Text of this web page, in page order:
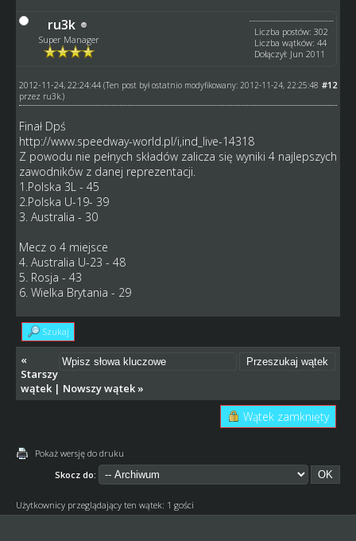
ru3k
Super Manager
Liczba postów: 302
Liczba wątków: 44
Dołączył: Jun 2011
#12
2012-11-24, 22:24:44 (Ten post był ostatnio modyfikowany: 2012-11-24, 22:25:48
przez ru3k.)
Finał Dpś
http://www.speedway-world.pl/i,ind_live-14318
Z powodu nie pełnych składów zalicza się wyniki 4 najlepszych
zawodników z danej reprezentacji.
1.Polska 3L - 45
2.Polska U-19- 39
3. Australia - 30
Mecz o 4 miejsce
4. Australia U-23 - 48
5. Rosja - 43
6. Wielka Brytania - 29
Szukaj
«
Starszy
wątek| Nowszy wątek»
Wątek zamknięty
Pokaż wersję do druku
Skocz do:
Użytkownicy przeglądający ten wątek: 1 gości